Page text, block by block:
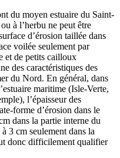
du moyen estuaire du Saint-
à l’herbu ne peut être
d’érosion taillée dans
voilée seulement par
et de petits cailloux
des caractéristiques des
du Nord. En général, dans
maritime (Isle-Verte,
l’épaisseur des
forme d’érosion dans le
dans la partie interne du
3 cm seulement dans la
donc difficilement qualifier